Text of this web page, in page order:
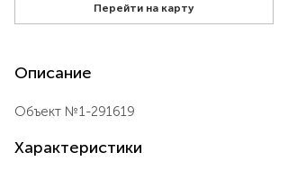
Перейти на карту
Описание
Объект №1-291619
Характеристики